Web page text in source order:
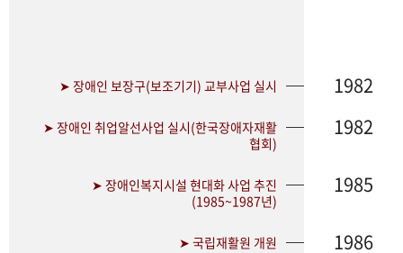
➤ 장애인 보장구(보조기기) 교부사업 실시 1982
➤ 장애인 취업알선사업 실시(한국장애자재활
협회)
1982
➤ 장애인복지시설 현대화 사업 추진
(1985~1987년)
1985
➤ 국립재활원 개원 1986